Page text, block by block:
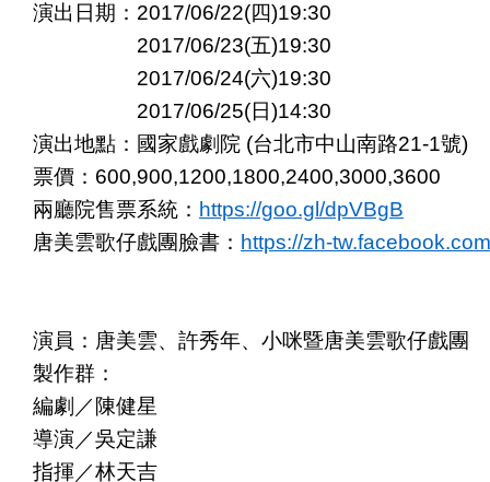
演出日期： 2017/06/22(四)19:30
2017/06/23(五)19:30
2017/06/24(六)19:30
2017/06/25(日)14:30
演出地點：國家戲劇院 (台北市中山南路21-1號)
票價： 600,900,1200,1800,2400,3000,3600
兩廳院售票系統： https://goo.gl/dpVBgB
唐美雲歌仔戲團臉書： https://zh-
演員：唐美雲、許秀年、小咪暨唐美雲歌仔戲團
製作群：
編劇／陳健星
導演／吳定謙
指揮／林天吉